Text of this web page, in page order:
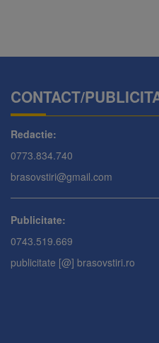
CONTACT/
Redactie:
0773.834.740
brasovstiri@gmail.com
Publicitate:
0743.519.669
publicitate [@] brasovstiri.ro